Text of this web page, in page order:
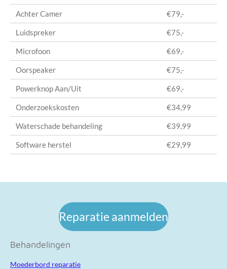
Achter Camer €79,-
Luidspreker €75,-
Microfoon €69,-
Oorspeaker €75,-
Powerknop Aan/Uit €69,-
Onderzoekskosten €34,99
Waterschade behandeling €39,99
Software herstel €29,99
Reparatie aanmelden
Behandelingen
Moederbord reparatie